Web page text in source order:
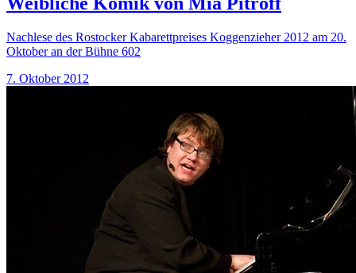
Nachlese des Rostocker Kabarettpreises Koggenzieher 2012 am 20.
Oktober an der Bühne 602
7. Oktober 2012